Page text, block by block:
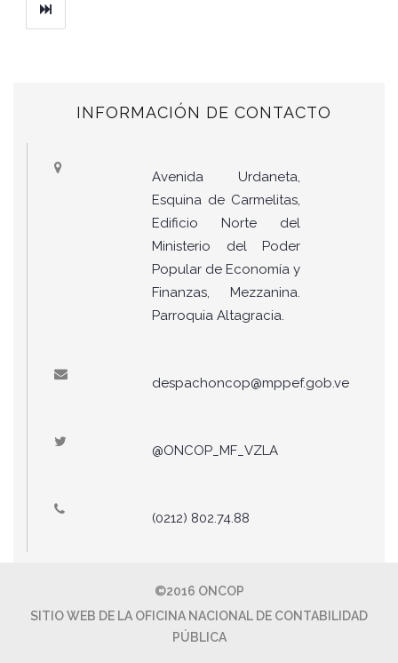
Ultimo
INFORMACIÓN DE CONTACTO
Avenida Urdaneta,
Esquina de Carmelitas,
Edificio Norte del
Ministerio del Poder
Popular de Economía y
Finanzas, Mezzanina.
Parroquia Altagracia.
despachoncop@mppef.gob.ve
@ONCOP_MF_VZLA
(0212) 802.74.88
©2016 ONCOP
SITIO WEB DE LA OFICINA NACIONAL DE CONTABILIDAD
PÚBLICA